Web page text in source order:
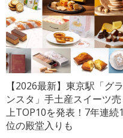
【2026最新】東京駅「グラ
ンスタ」手土産スイーツ売
上TOP10を発表！7年連続1
位の殿堂入りも